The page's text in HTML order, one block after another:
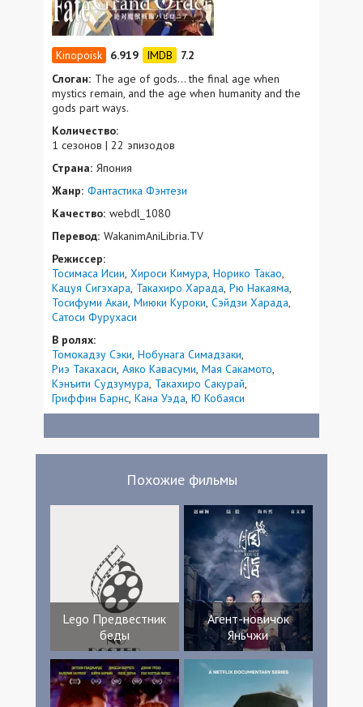
6.919
7.2
Слоган: The age of gods... the final age when
mystics remain, and the age when humanity and the
gods part ways.
Количество:
1 сезонов | 22 эпизодов
Страна: Япония
Жанр: Фантастика Фэнтези
Качество: webdl_1080
Перевод: WakanimAniLibria.TV
Режиссер:
Тосимаса Исии Хироси Кимура Норико Такао
Кацуя Сигэхара Такахиро Харада Рю Накаяма
Тосифуми Акаи Миюки Куроки Сэйдзи Харада
Сатоси Фурухаси
В ролях:
Томокадзу Сэки Нобунага Симадзаки
Риэ Такахаси Аяко Кавасуми Мая Сакамото
Кэнъити Судзумура Такахиро Сакурай
Гриффин Барнс Кана Уэда Ю Кобаяси
Похожие фильмы
Lego Предвестник
беды
Агент-новичок
Яньчжи